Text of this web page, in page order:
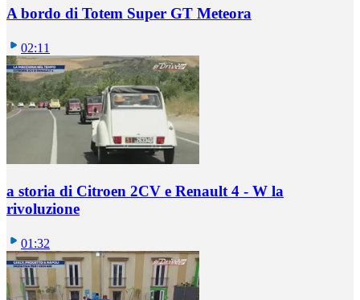
A bordo di Totem Super GT Meteora
02:11
a storia di Citroen 2CV e Renault 4 - W la
rivoluzione
01:32